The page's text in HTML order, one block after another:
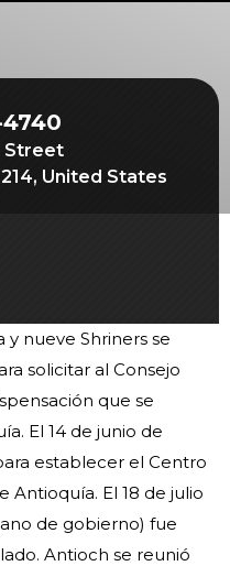
Street
United States
y nueve Shriners se
solicitar al Consejo
que se
El 14 de junio de
establecer el Centro
Antioquía. El 18 de julio
de gobierno) fue
Antioch se reunió